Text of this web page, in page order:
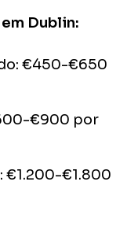
Dublin:
€450-€650
€900 por
€1.800